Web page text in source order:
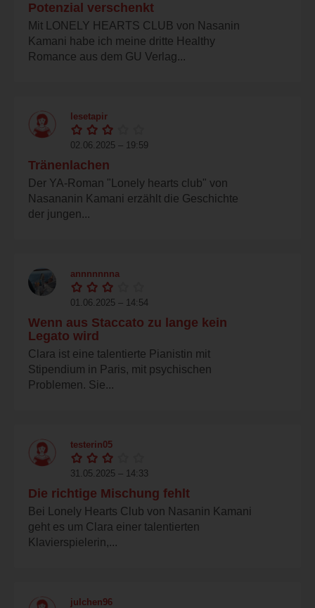
Potenzial verschenkt
Mit LONELY HEARTS CLUB von Nasanin
Kamani habe ich meine dritte Healthy
Romance aus dem GU Verlag...
lesetapir
02.06.2025 – 19:59
Tränenlachen
Der YA-Roman "Lonely hearts club" von
Nasananin Kamani erzählt die Geschichte
der jungen...
annnnnnna
01.06.2025 – 14:54
Wenn aus Staccato zu lange kein
Legato wird
Clara ist eine talentierte Pianistin mit
Stipendium in Paris, mit psychischen
Problemen. Sie...
testerin05
31.05.2025 – 14:33
Die richtige Mischung fehlt
Bei Lonely Hearts Club von Nasanin Kamani
geht es um Clara einer talentierten
Klavierspielerin,...
julchen96